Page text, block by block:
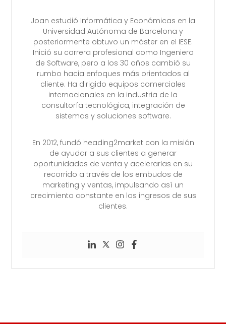
Joan estudió Informática y Económicas en la
Universidad Autónoma de Barcelona y
posteriormente obtuvo un máster en el IESE.
Inició su carrera profesional como Ingeniero
de Software, pero a los 30 años cambió su
rumbo hacia enfoques más orientados al
cliente. Ha dirigido equipos comerciales
internacionales en la industria de la
consultoría tecnológica, integración de
sistemas y soluciones software.
En 2012, fundó heading2market con la misión
de ayudar a sus clientes a generar
oportunidades de venta y acelerarlas en su
recorrido a través de los embudos de
marketing y ventas, impulsando así un
crecimiento constante en los ingresos de sus
clientes.